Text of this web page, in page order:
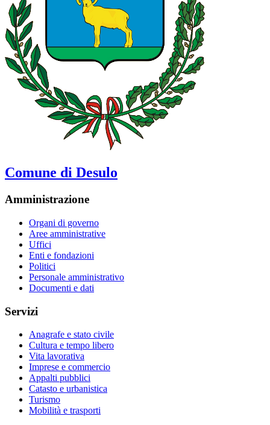
Comune di Desulo
Amministrazione
Organi di governo
Aree amministrative
Uffici
Enti e fondazioni
Politici
Personale amministrativo
Documenti e dati
Servizi
Anagrafe e stato civile
Cultura e tempo libero
Vita lavorativa
Imprese e commercio
Appalti pubblici
Catasto e urbanistica
Turismo
Mobilità e trasporti